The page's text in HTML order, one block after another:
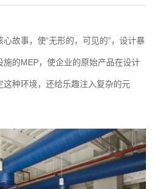
心故事，使“无形的，可见的”，设计暴
的MEP，使企业的原始产品在设计
种环境，还给乐趣注入复杂的元